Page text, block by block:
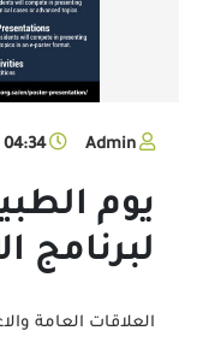
Admin
04:34 PM
يوم
لبرنامج
العلاقات العامة